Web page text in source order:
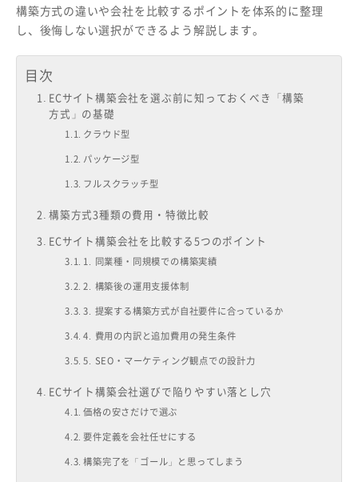
構築方式の違いや会社を比較するポイントを体系的に整理
し、後悔しない選択ができるよう解説します。
目次
ECサイト構築会社を選ぶ前に知っておくべき「構築
方式」の基礎
クラウド型
パッケージ型
フルスクラッチ型
構築方式3種類の費用・特徴比較
ECサイト構築会社を比較する5つのポイント
1. 同業種・同規模での構築実績
2. 構築後の運用支援体制
3. 提案する構築方式が自社要件に合っているか
4. 費用の内訳と追加費用の発生条件
5. SEO・マーケティング観点での設計力
ECサイト構築会社選びで陥りやすい落とし穴
価格の安さだけで選ぶ
要件定義を会社任せにする
構築完了を「ゴール」と思ってしまう